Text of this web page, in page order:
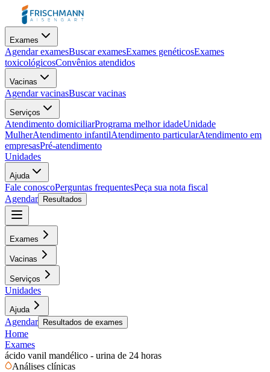
Exames
Agendar examesBuscar examesExames genéticosExames
toxicológicosConvênios atendidos
Vacinas
Agendar vacinasBuscar vacinas
Serviços
Atendimento domiciliarPrograma melhor idadeUnidade
MulherAtendimento infantilAtendimento particularAtendimento em
empresasPré-atendimento
Unidades
Ajuda
Fale conoscoPerguntas frequentesPeça sua nota fiscal
Agendar
Resultados
Exames
Vacinas
Serviços
Unidades
Ajuda
Agendar Resultados de exames
Home
Exames
ácido vanil mandélico - urina de 24 horas
Análises clínicas